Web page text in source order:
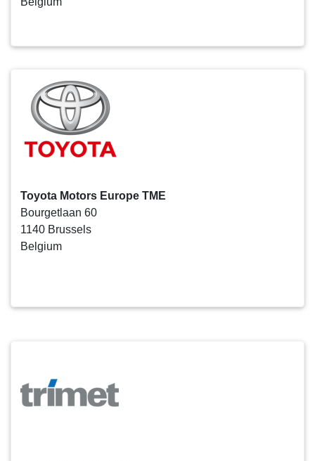
Toyota Motors Europe TME
Bourgetlaan 60
1140 Brussels
Belgium